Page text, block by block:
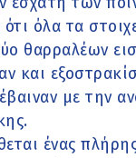
όλα τα
θαρραλέων
και
με την
ένας